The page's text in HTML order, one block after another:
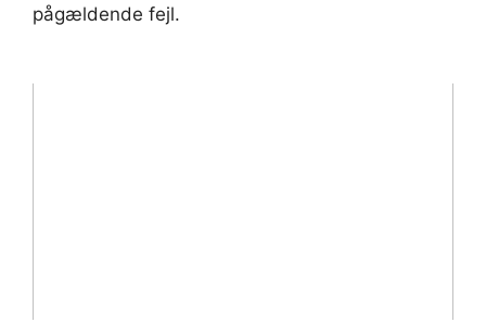
pågældende fejl.